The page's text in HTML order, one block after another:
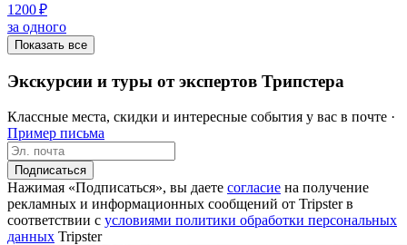
1200 ₽
за одного
Показать все
Экскурсии и туры от экспертов Трипстера
Классные места, скидки и интересные события у вас в почте ·
Пример письма
Подписаться
Нажимая «Подписаться», вы даете согласие на получение
рекламных и информационных сообщений от Tripster в
соответствии c условиями политики обработки персональных
данных Tripster